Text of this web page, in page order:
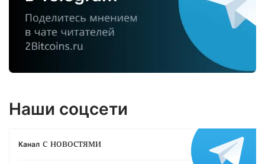
Наши соцсети
Канал с новостями